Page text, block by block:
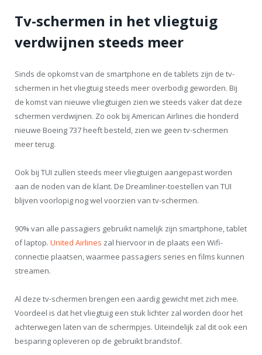
Tv-schermen in het vliegtuig
verdwijnen steeds meer
Sinds de opkomst van de smartphone en de tablets zijn de tv-
schermen in het vliegtuig steeds meer overbodig geworden. Bij
de komst van nieuwe vliegtuigen zien we steeds vaker dat deze
schermen verdwijnen. Zo ook bij American Airlines die honderd
nieuwe Boeing 737 heeft besteld, zien we geen tv-schermen
meer terug.
Ook bij TUI zullen steeds meer vliegtuigen aangepast worden
aan de noden van de klant. De Dreamliner-toestellen van TUI
blijven voorlopig nog wel voorzien van tv-schermen.
90% van alle passagiers gebruikt namelijk zijn smartphone, tablet
of laptop. United Airlines zal hiervoor in de plaats een Wifi-
connectie plaatsen, waarmee passagiers series en films kunnen
streamen.
Al deze tv-schermen brengen een aardig gewicht met zich mee.
Voordeel is dat het vliegtuig een stuk lichter zal worden door het
achterwegen laten van de schermpjes. Uiteindelijk zal dit ook een
besparing opleveren op de gebruikt brandstof.